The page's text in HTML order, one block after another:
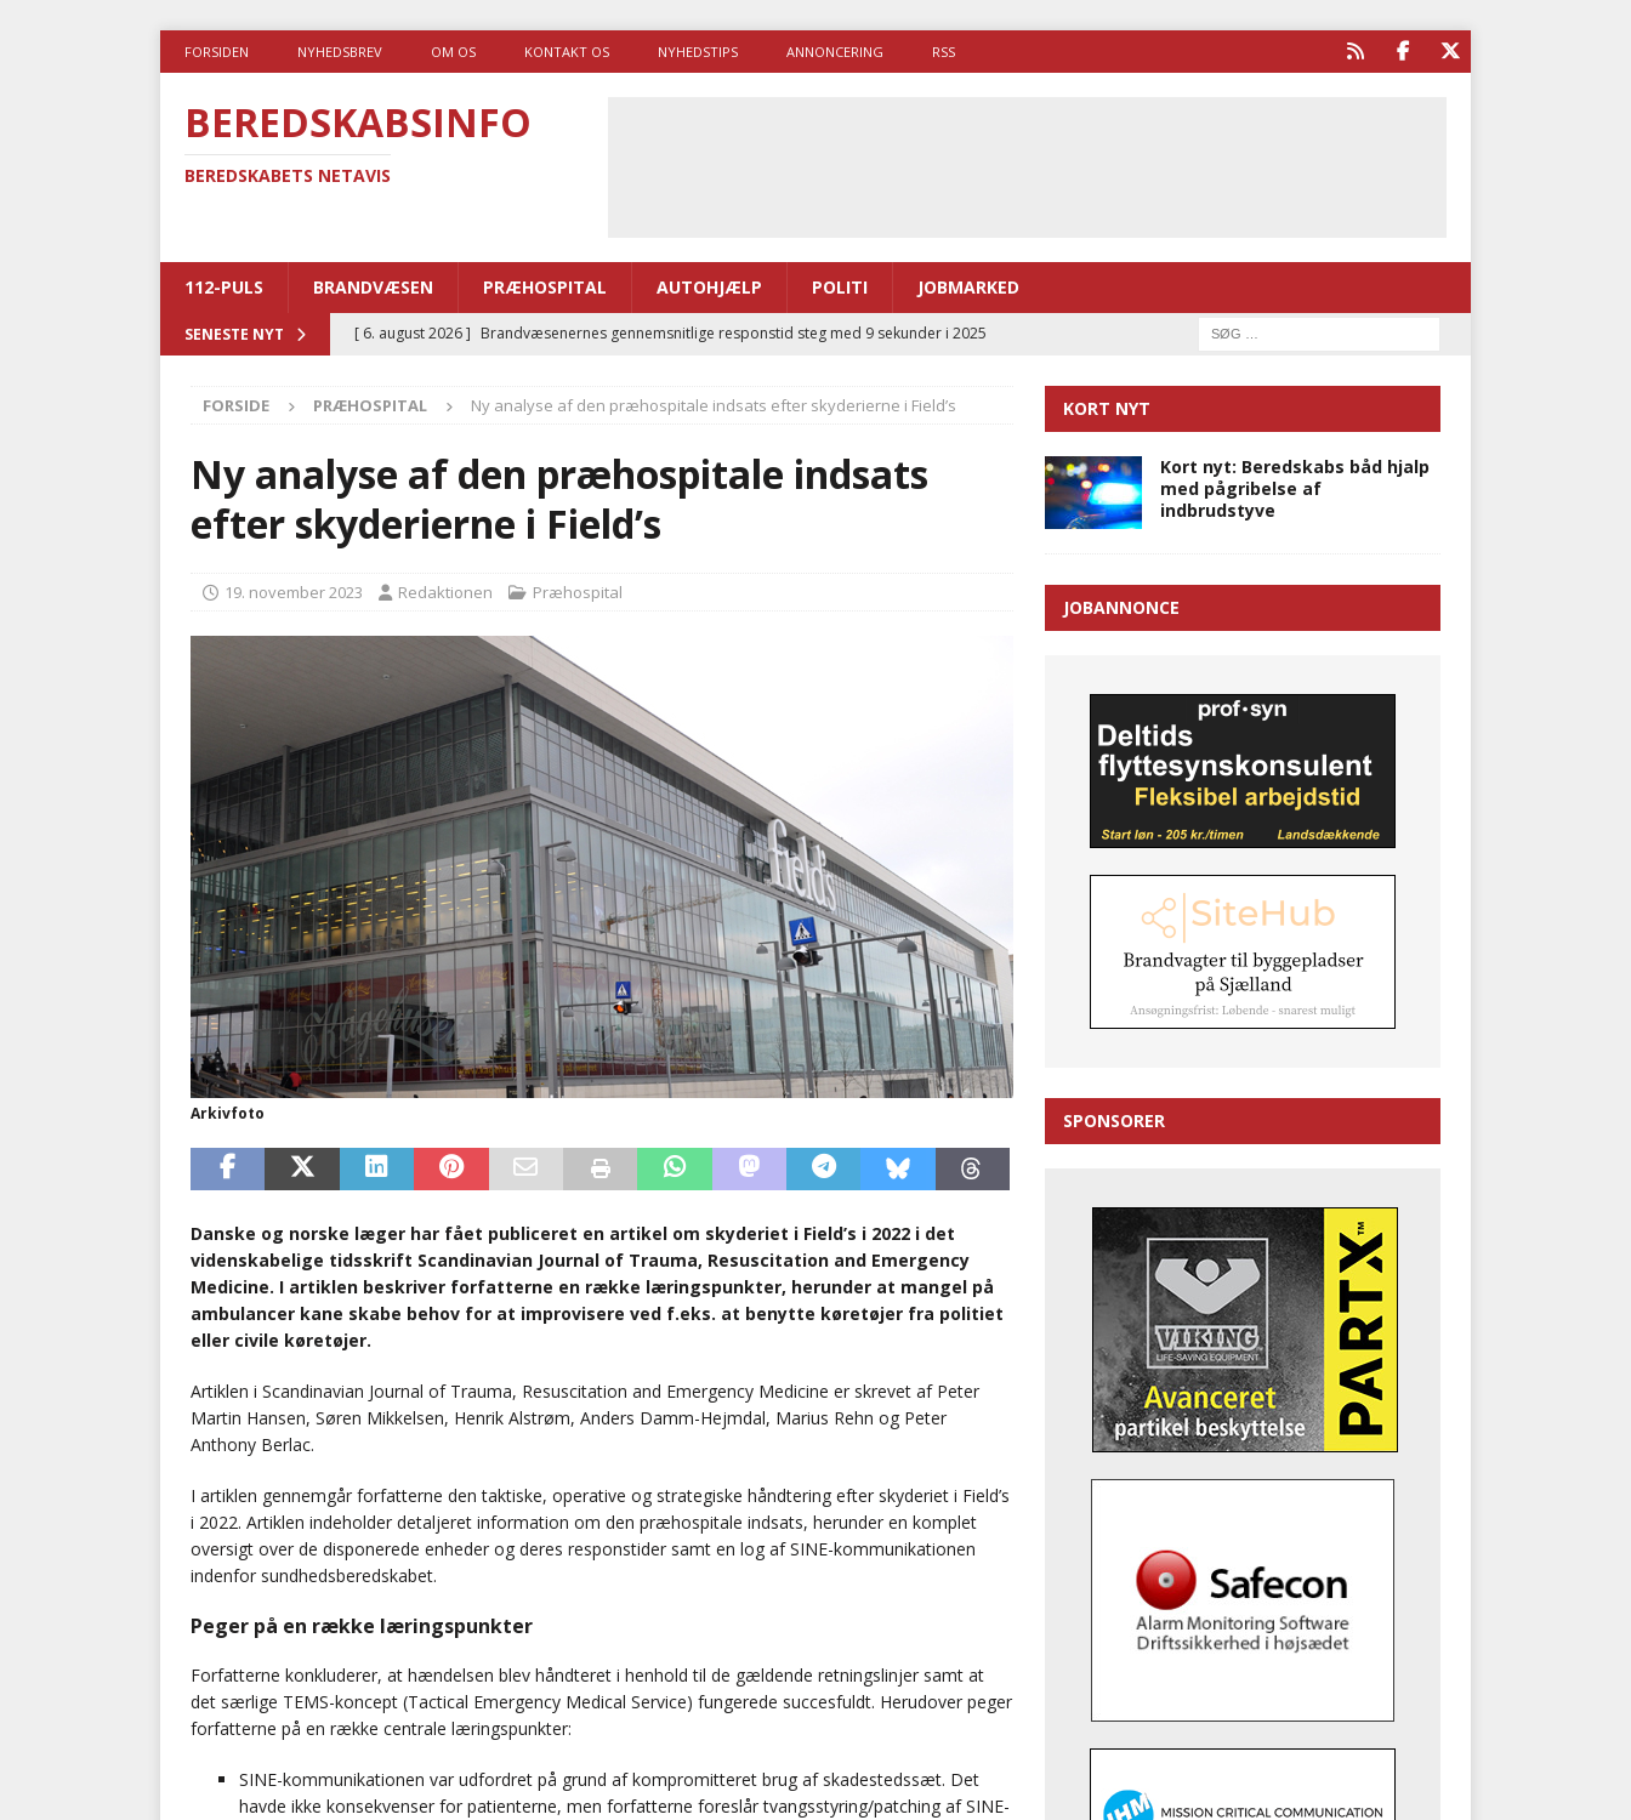
FORSIDEN NYHEDSBREV OM OS KONTAKT OS NYHEDSTIPS ANNONCERING RSS
BEREDSKABSINFO
BEREDSKABETS NETAVIS
112-PULS BRANDVÆSEN PRÆHOSPITAL AUTOHJÆLP POLITI JOBMARKED
SENESTE NYT [ 6. august 2026 ] Brandvæsenernes gennemsnitlige responstid steg med 9 sekunder i 2025
[ 5. august 2026 ] Advarer: Udløb af sygetransporttilladelser kan sende 400.000 kørsler over
i det offentlige
PRÆHOSPITAL
Ny ambulance og el-sygetransportvogn til Samsø
[ 4. august 2026 ] Brandvæsenerne brugte lidt længere tid på at komme af sted i 2025
BRANDVÆSEN
AUTOHJÆLP
FORSIDE PRÆHOSPITAL Ny analyse af den præhospitale indsats efter skyderierne i Field’s
Ny analyse af den præhospitale indsats
efter skyderierne i Field’s
19. november 2023 Redaktionen Præhospital
Arkivfoto
Danske og norske læger har fået publiceret en artikel om skyderiet i Field’s i 2022 i det
videnskabelige tidsskrift Scandinavian Journal of Trauma, Resuscitation and Emergency
Medicine. I artiklen beskriver forfatterne en række læringspunkter, herunder at mangel på
ambulancer kane skabe behov for at improvisere ved f.eks. at benytte køretøjer fra politiet
eller civile køretøjer.
Artiklen i Scandinavian Journal of Trauma, Resuscitation and Emergency Medicine er skrevet af Peter
Martin Hansen, Søren Mikkelsen, Henrik Alstrøm, Anders Damm-Hejmdal, Marius Rehn og Peter
Anthony Berlac.
I artiklen gennemgår forfatterne den taktiske, operative og strategiske håndtering efter skyderiet i Field’s
i 2022. Artiklen indeholder detaljeret information om den præhospitale indsats, herunder en komplet
oversigt over de disponerede enheder og deres responstider samt en log af SINE-kommunikationen
indenfor sundhedsberedskabet.
Peger på en række læringspunkter
Forfatterne konkluderer, at hændelsen blev håndteret i henhold til de gældende retningslinjer samt at
det særlige TEMS-koncept (Tactical Emergency Medical Service) fungerede succesfuldt. Herudover peger
forfatterne på en række centrale læringspunkter:
SINE-kommunikationen var udfordret på grund af kompromitteret brug af skadestedssæt. Det
havde ikke konsekvenser for patienterne, men forfatterne foreslår tvangsstyring/patching af SINE-
KORT NYT
Kort nyt: Beredskabs båd hjalp
med pågribelse af
indbrudstyve
JOBANNONCE
SPONSORER